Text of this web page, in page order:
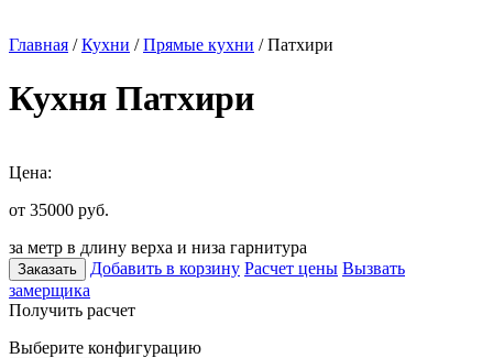
Главная /Кухни /Прямые кухни / Патхири
Кухня Патхири
Цена:
от 35000 руб.
за метр в длину верха и низа гарнитура
Заказать Добавить в корзину Расчет цены Вызвать
замерщика
Получить расчет
Выберите конфигурацию